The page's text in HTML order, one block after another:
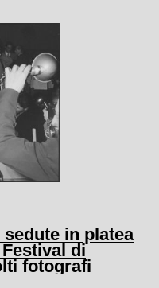
in platea
di
fotografi